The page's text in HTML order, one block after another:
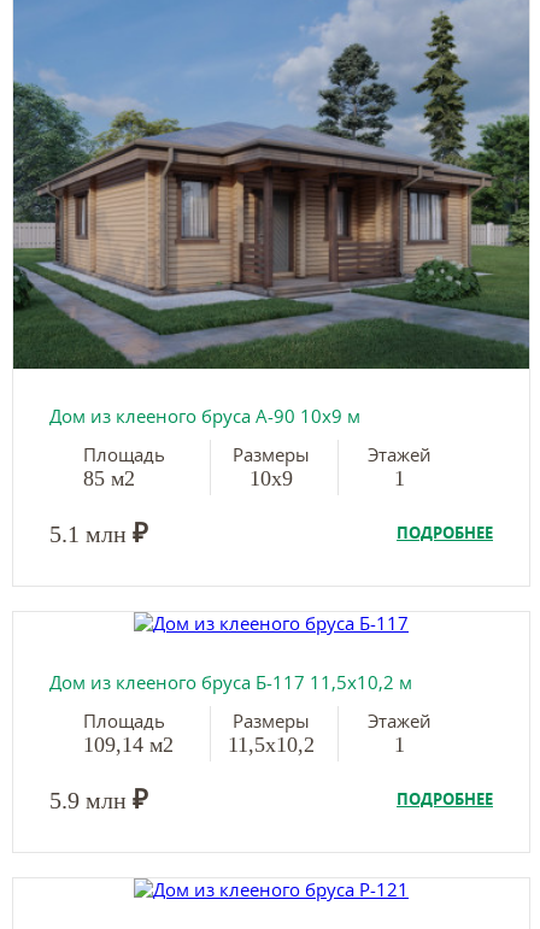
Дом из клееного бруса А-90 10х9 м
Площадь
85 м2
Размеры
10х9
Этажей
1
5.1 млн ₽ ПОДРОБНЕЕ
Дом из клееного бруса Б-117 11,5х10,2 м
Площадь
109,14 м2
Размеры
11,5х10,2
Этажей
1
5.9 млн ₽ ПОДРОБНЕЕ